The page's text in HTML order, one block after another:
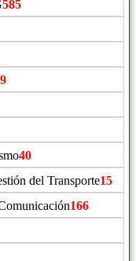
585
40
del Transporte15
166